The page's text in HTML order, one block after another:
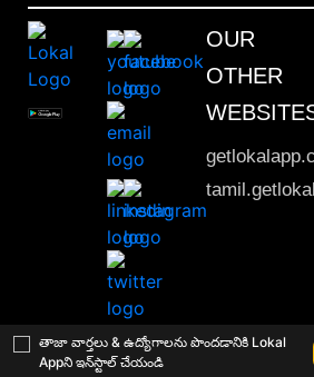
తాజా వార్తలు & ఉద్యోగాలను పొందడానికి Lokal
Appని ఇన్‌స్టాల్ చేయండి
OUR
OTHER
This material may not be published, transmitted, rewritten or redistributed. © 2020 Lokal